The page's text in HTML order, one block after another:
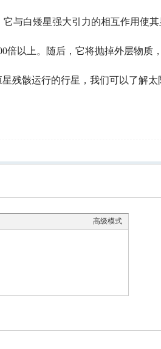
与白矮星强大引力的相互作用使
倍以上。随后，它将抛掉外层物质
残骸运行的行星，我们可以了解太
高级模式